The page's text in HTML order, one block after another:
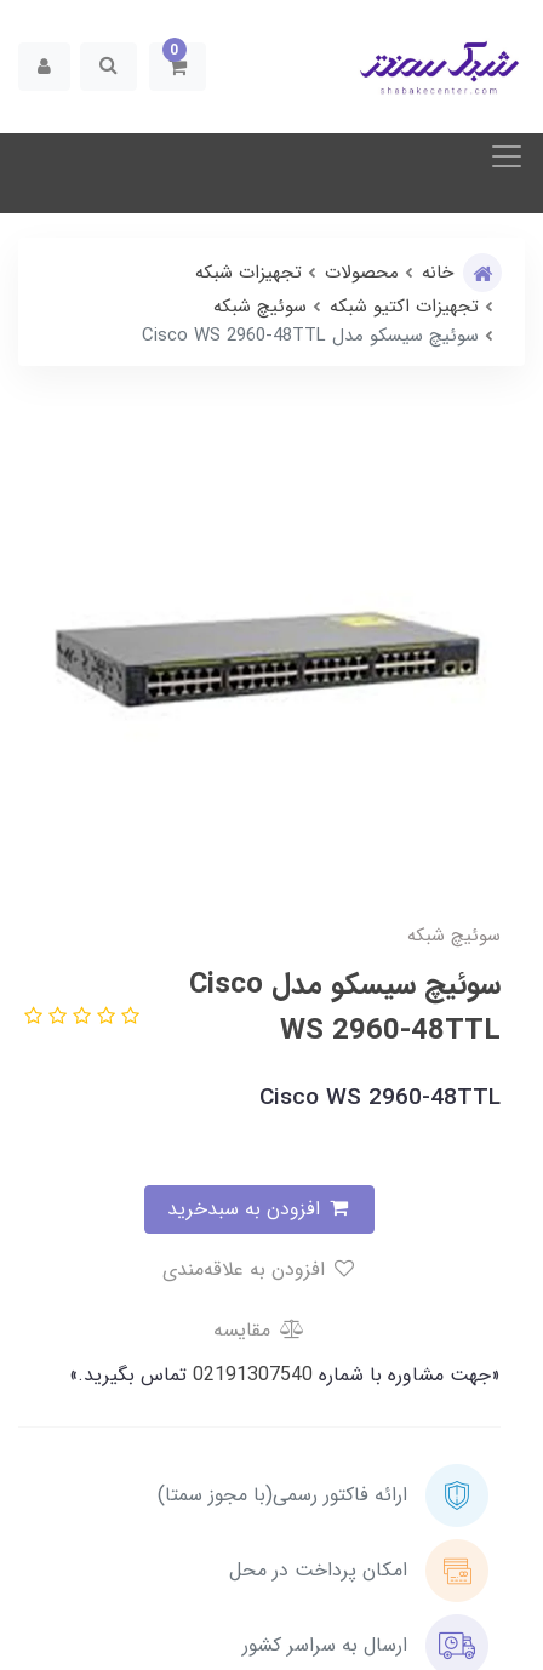
0
خانه محصولات
تجهیزات شبکه
تجهیزات اکتیو شبکه
سوئیچ شبکه
سوئیچ سیسکو مدل Cisco WS 2960-48TTL
سوئیچ شبکه
سوئیچ سیسکو مدل Cisco
WS 2960-48TTL
Cisco WS 2960-48TTL
مقایسه
«جهت مشاوره با شماره 02191307540 تماس بگیرید.»
ارائه فاکتور رسمی(با مجوز سمتا)
امکان پرداخت در محل
ارسال به سراسر کشور